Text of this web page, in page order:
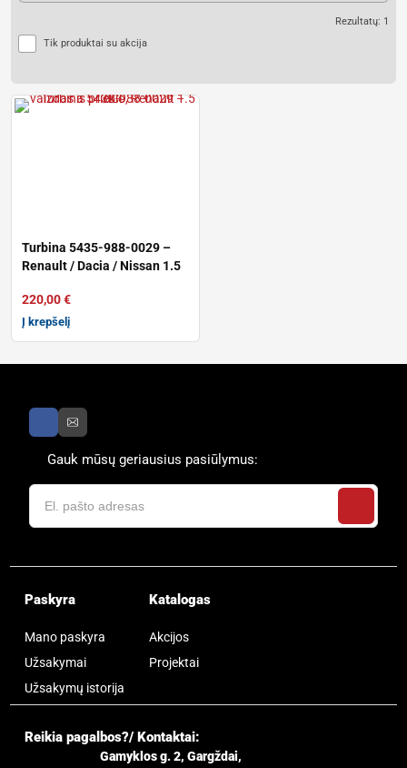
Tik produktai su akcija
Rezultatų: 1
Turbina 5435-988-0029 –
Renault / Dacia / Nissan 1.5
220,00€
Į krepšelį
Gauk mūsų geriausius pasiūlymus:
Paskyra
Mano paskyra
Užsakymai
Užsakymų istorija
Katalogas
Akcijos
Projektai
Reikia pagalbos?/ Kontaktai:
Gamyklos g. 2, Gargždai,